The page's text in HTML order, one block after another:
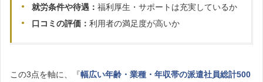
就労条件や待遇： 福利厚生・サポートは充実しているか
口コミの評価： 利用者の満足度が高いか
この3点を軸に、『幅広い年齢・業種・年収帯の派遣社員総計500